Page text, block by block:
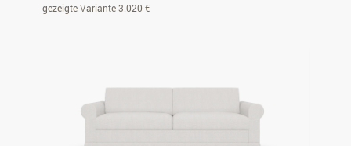
gezeigte Variante 3.020 €